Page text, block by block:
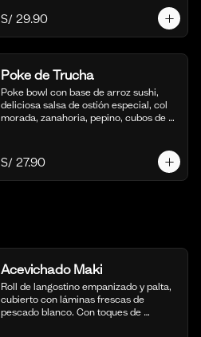
S/ 29.90
Poke de Trucha
Poke bowl con base de arroz sushi,
deliciosa salsa de ostión especial, col
morada, zanahoria, pepino, cubos de
S/ 27.90
Acevichado Maki
Roll de langostino empanizado y palta,
cubierto con láminas frescas de
pescado blanco. Con toques de